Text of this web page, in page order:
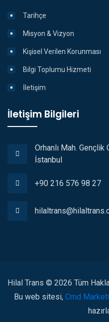
Tarihçe
Misyon & Vizyon
Kişisel Verilen Korunması
Bilgi Toplumu Hizmeti
İletişim
İletişim Bilgileri
Orhanlı Mah.
İstanbul
+90 216 576 98 27
Hilal Trans © 2026 Tüm
Bu web sitesi, Cmd